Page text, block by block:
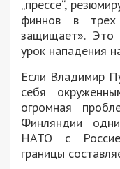
„прессе“,
финнов в трех
защищает». Это
урок нападения
Если Владимир
себя
огромная
Финляндии
НАТО с
границы